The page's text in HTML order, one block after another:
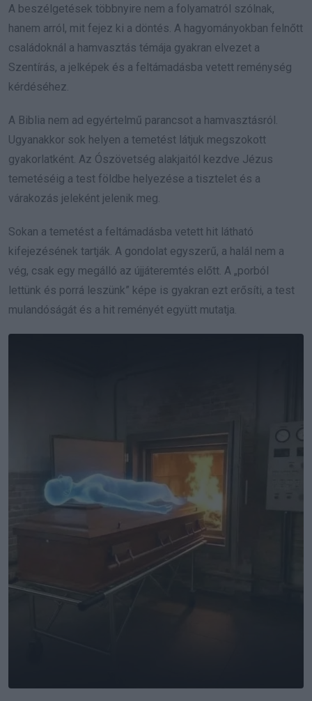
A beszélgetések többnyire nem a folyamatról szólnak,
hanem arról, mit fejez ki a döntés. A hagyományokban felnőtt
családoknál a hamvasztás témája gyakran elvezet a
Szentírás, a jelképek és a feltámadásba vetett reménység
kérdéséhez.
A Biblia nem ad egyértelmű parancsot a hamvasztásról.
Ugyanakkor sok helyen a temetést látjuk megszokott
gyakorlatként. Az Ószövetség alakjaitól kezdve Jézus
temetéséig a test földbe helyezése a tisztelet és a
várakozás jeleként jelenik meg.
Sokan a temetést a feltámadásba vetett hit látható
kifejezésének tartják. A gondolat egyszerű, a halál nem a
vég, csak egy megálló az újjáteremtés előtt. A „porból
lettünk és porrá leszünk” képe is gyakran ezt erősíti, a test
mulandóságát és a hit reményét együtt mutatja.